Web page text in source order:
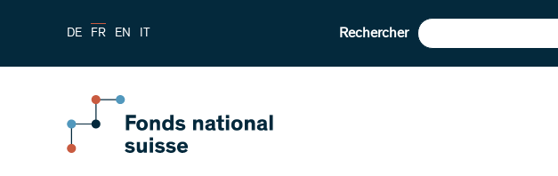
DE FR EN IT Rechercher